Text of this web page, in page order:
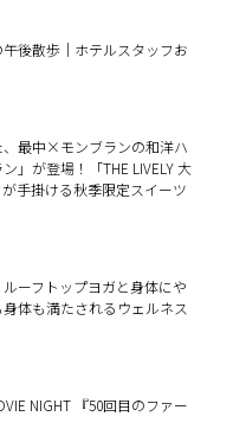
午後散歩｜ホテルスタッフお
最中×モンブランの和洋ハ
」が登場！「THE LIVELY 大
手掛ける秋季限定スイーツ
ルーフトップヨガと身体にや
体も満たされるウェルネス
NIGHT 『50回目のファー